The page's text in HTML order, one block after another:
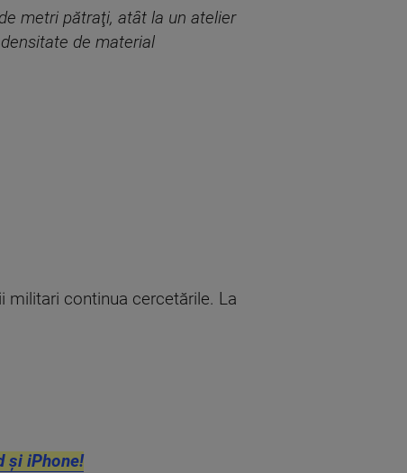
metri pătraţi, atât la un atelier
de material
militari continua cercetările. La
și iPhone!